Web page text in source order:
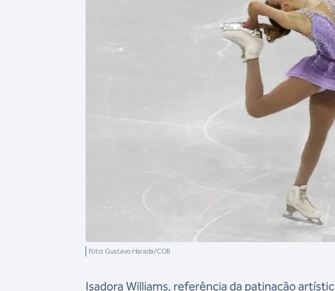
Foto: Gustavo Harada/COB
Isadora Williams, referência da patinação